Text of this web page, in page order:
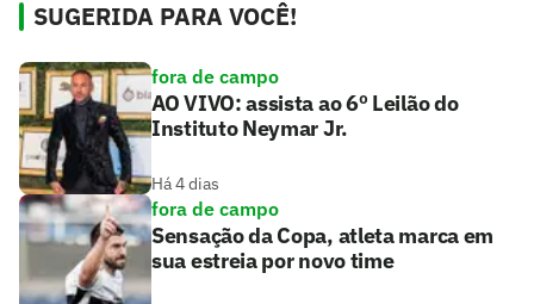
SUGERIDA PARA VOCÊ!
fora de campo
AO VIVO: assista ao 6º Leilão do
Instituto Neymar Jr.
Há 4 dias
fora de campo
Sensação da Copa, atleta marca em
sua estreia por novo time